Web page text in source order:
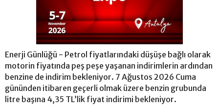
Enerji Günlüğü - Petrol fiyatlarındaki düşüşe bağlı olarak
motorin fiyatında peş peşe yaşanan indirimlerin ardından
benzine de indirim bekleniyor. 7 Ağustos 2026 Cuma
gününden itibaren geçerli olmak üzere benzin grubunda
litre başına 4,35 TL’lik fiyat indirimi bekleniyor.